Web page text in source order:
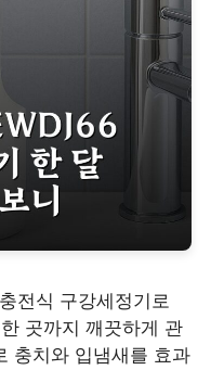
전식 구강세정기로
곳까지 깨끗하게 관
충치와 입냄새를 효과